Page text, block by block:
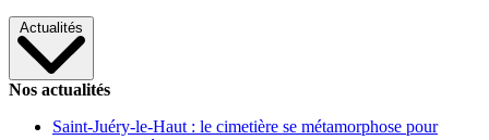
Actualités
Nos actualités
Saint-Juéry-le-Haut : le cimetière se métamorphose pour